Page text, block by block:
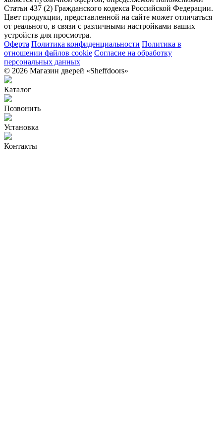
Статьи 437 (2) Гражданского кодекса Российской Федерации.
Цвет продукции, представленной на сайте может отличаться
от реального, в связи с различными настройками ваших
устройств для просмотра.
Оферта Политика конфиденциальности Политика в
отношении файлов cookie Согласие на обработку
персональных данных
© 2026 Магазин дверей «Sheffdoors»
Каталог
Позвонить
Установка
Контакты